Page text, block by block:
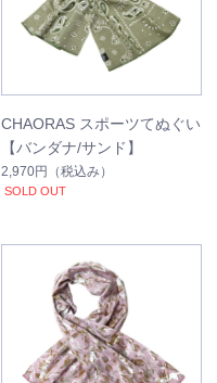
CHAORAS スポーツてぬぐい
【バンダナ/サンド】
2,970円 （税込み）
SOLD OUT